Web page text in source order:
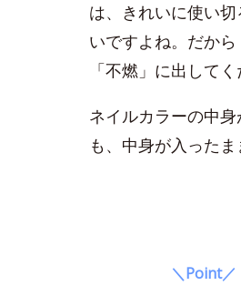
は、きれいに使い
いですよね。だから
「不燃」に出してく
ネイルカラーの中
も、中身が入ったま
＼Point／